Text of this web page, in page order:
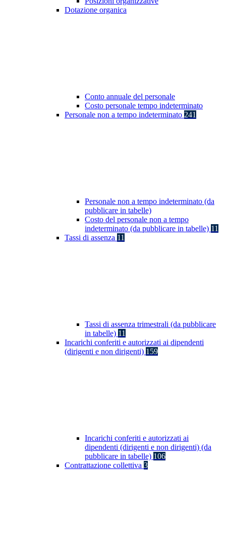
Dotazione organica
Conto annuale del personale
Costo personale tempo indeterminato
Personale non a tempo indeterminato 241
Personale non a tempo indeterminato (da
pubblicare in tabelle)
Costo del personale non a tempo
indeterminato (da pubblicare in tabelle) 11
Tassi di assenza 11
Tassi di assenza trimestrali (da pubblicare
in tabelle) 11
Incarichi conferiti e autorizzati ai dipendenti
(dirigenti e non dirigenti) 159
Incarichi conferiti e autorizzati ai
dipendenti (dirigenti e non dirigenti) (da
pubblicare in tabelle) 106
Contrattazione collettiva 3